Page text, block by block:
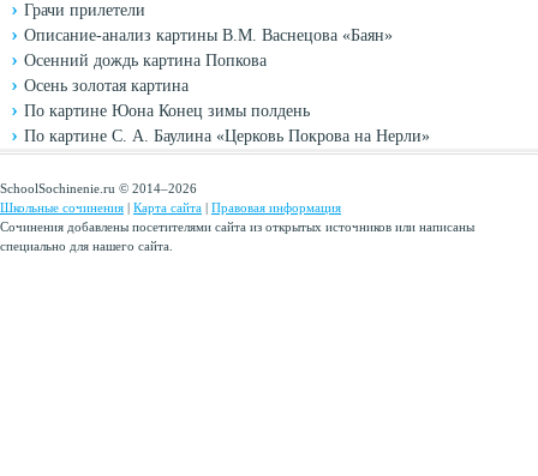
Грачи прилетели
Описание-анализ картины В.М. Васнецова «Баян»
Осенний дождь картина Попкова
Осень золотая картина
По картине Юона Конец зимы полдень
По картине С. А. Баулина «Церковь Покрова на Нерли»
SchoolSochinenie.ru © 2014–2026
Школьные сочинения | Карта сайта | Правовая информация
Сочинения добавлены посетителями сайта из открытых источников или написаны
специально для нашего сайта.